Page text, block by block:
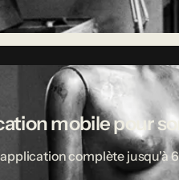
mobile pour
complète jusqu'à